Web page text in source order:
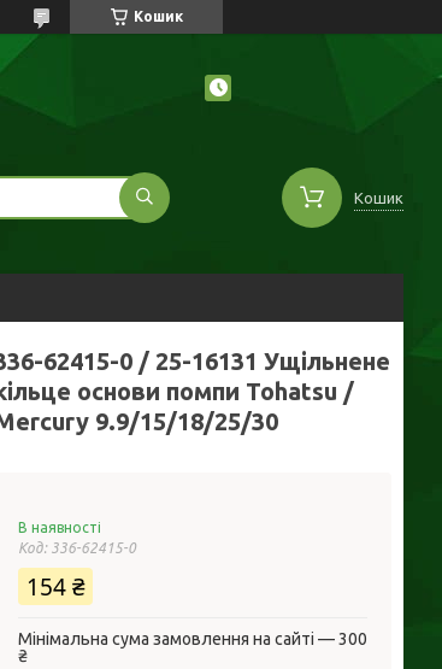
Кошик
Кошик
62415-0 / 25-16131 Ущільнене
основи помпи Tohatsu /
9.9/15/18/25/30
В наявності
Код: 336-62415-0
154 ₴
Мінімальна сума замовлення на сайті — 300
₴